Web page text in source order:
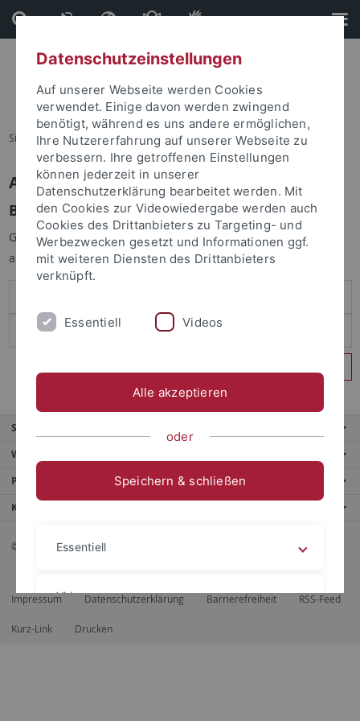
Direkt
zum
Inhalt
Direkt
zur
Fußleiste
Sie sind hier: Startseite
Anmelden
Benutzeranmeldung
Geben Sie Ihren Benutzernamen und Ihr Passwort an um sich
anzumelden:
Service
Weitere Angebote
Portale
Kontaktinfo
© 2026 Eberhard Karls Universität Tübingen, Tübingen
Impressum Datenschutzerklärung Barrierefreiheit RSS-Feed
Kurz-Link Drucken
Datenschutzeinstellungen
Auf unserer Webseite werden Cookies
verwendet. Einige davon werden zwingend
benötigt, während es uns andere ermöglichen,
Ihre Nutzererfahrung auf unserer Webseite zu
verbessern. Ihre getroffenen Einstellungen
können jederzeit in unserer
Datenschutzerklärung bearbeitet werden. Mit
den Cookies zur Videowiedergabe werden auch
Cookies des Drittanbieters zu Targeting- und
Werbezwecken gesetzt und Informationen ggf.
mit weiteren Diensten des Drittanbieters
verknüpft.
Essentiell Videos
Alle akzeptieren
oder
Speichern & schließen
Essentiell
Videos